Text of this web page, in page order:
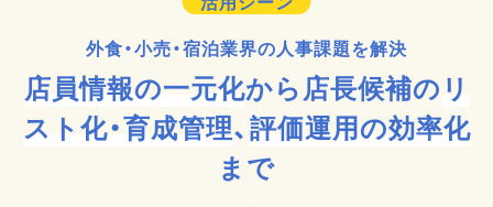
外食・小売・宿泊業界の人事課題を解決
店員情報の一元化から店長候補のリ
スト化・育成管理、評価運用の効率化
まで